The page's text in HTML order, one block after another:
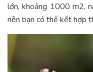
lớn, khoảng 1000 m2,
nên bạn có thể kết hợp